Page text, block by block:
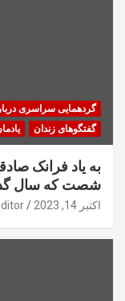
گردهمایی سراسری
گفتگوهای زندان
به یاد فرانک
شصت که سال
اکتبر 14, 2023